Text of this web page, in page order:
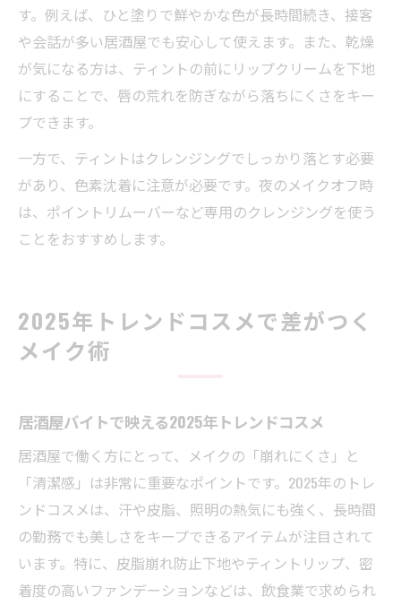
す。例えば、ひと塗りで鮮やかな色が長時間続き、接客
や会話が多い居酒屋でも安心して使えます。また、乾燥
が気になる方は、ティントの前にリップクリームを下地
にすることで、唇の荒れを防ぎながら落ちにくさをキー
プできます。
一方で、ティントはクレンジングでしっかり落とす必要
があり、色素沈着に注意が必要です。夜のメイクオフ時
は、ポイントリムーバーなど専用のクレンジングを使う
ことをおすすめします。
2025年トレンドコスメで差がつく
メイク術
居酒屋バイトで映える2025年トレンドコスメ
居酒屋で働く方にとって、メイクの「崩れにくさ」と
「清潔感」は非常に重要なポイントです。2025年のトレ
ンドコスメは、汗や皮脂、照明の熱気にも強く、長時間
の勤務でも美しさをキープできるアイテムが注目されて
います。特に、皮脂崩れ防止下地やティントリップ、密
着度の高いファンデーションなどは、飲食業で求められ